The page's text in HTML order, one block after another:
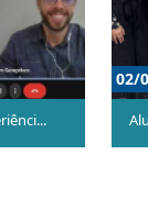
de 2...